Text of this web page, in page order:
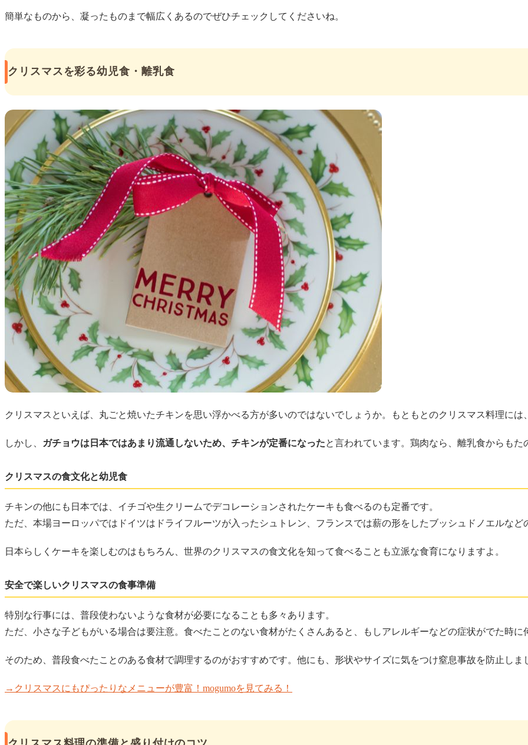
簡単なものから、凝ったものまで幅広くあるのでぜひチェックしてくださいね。
クリスマスを彩る幼児食・離乳食
クリスマスといえば、丸ごと焼いたチキンを思い浮かべる方が多いのではないでしょうか。もともとのクリスマス料理に
しかし、 ガチョウは日本ではあまり流通しないため、チキンが定番になったと言われています。鶏肉なら、離乳食からも
クリスマスの食文化と幼児食
チキンの他にも日本では、イチゴや生クリームでデコレーションされたケーキも食べるのも定番です。
ただ、本場ヨーロッパではドイツはドライフルーツが入ったシュトレン、フランスでは薪の形をしたブッシュドノエルなど
日本らしくケーキを楽しむのはもちろん、世界のクリスマスの食文化を知って食べることも立派な食育になりますよ。
安全で楽しいクリスマスの食事準備
特別な行事には、普段使わないような食材が必要になることも多々あります。
ただ、小さな子どもがいる場合は要注意。食べたことのない食材がたくさんあると、もしアレルギーなどの症状がでた時
そのため、普段食べたことのある食材で調理するのがおすすめです。他にも、形状やサイズに気をつけ窒息事故を防止しま
→クリスマスにもぴったりなメニューが豊富！mogumoを見てみる！